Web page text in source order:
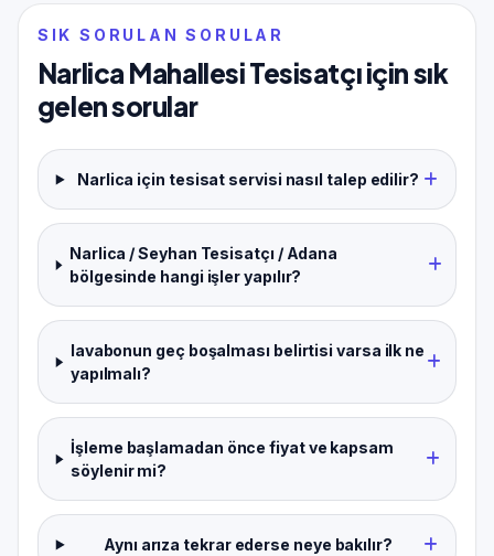
SIK SORULAN SORULAR
Narlica Mahallesi Tesisatçı için sık
gelen sorular
Narlica için tesisat servisi nasıl talep edilir?
Narlica / Seyhan Tesisatçı / Adana
bölgesinde hangi işler yapılır?
lavabonun geç boşalması belirtisi varsa ilk ne
yapılmalı?
İşleme başlamadan önce fiyat ve kapsam
söylenir mi?
Aynı arıza tekrar ederse neye bakılır?